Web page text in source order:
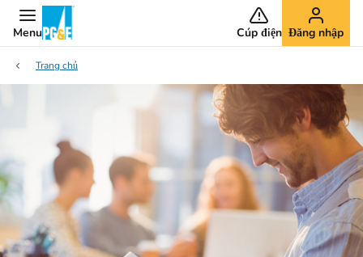
Menu Cúp điện Đăng nhập
Trang chủ